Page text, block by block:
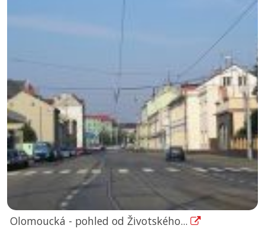
Olomoucká - pohled od Životského...